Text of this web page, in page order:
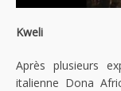
Kweli
Après plusieurs
italienne Dona